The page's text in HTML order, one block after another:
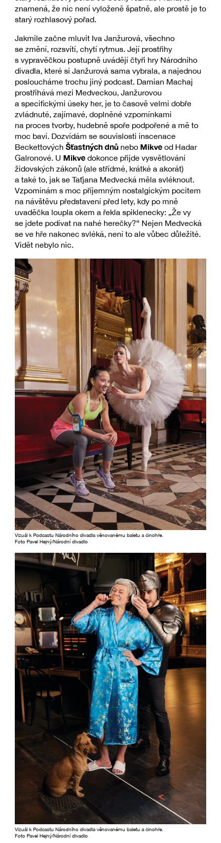
znamená, že nic není vyloženě špatně, ale prostě je to
starý rozhlasový pořad.
Jakmile začne mluvit Iva Janžurová, všechno
se změní, rozsvítí, chytí rytmus. Její prostřihy
s vypravěčkou postupně uvádějí čtyři hry Národního
divadla, které si Janžurová sama vybrala, a najednou
posloucháme trochu jiný podcast. Damian Machaj
prostřihává mezi Medveckou, Janžurovou
a specifickými úseky her, je to časově velmi dobře
zvládnuté, zajímavé, doplněné vzpomínkami
na proces tvorby, hudebně spoře podpořené a mě to
moc baví. Dozvídám se souvislosti inscenace
Beckettových Šťastných dnů nebo Mikve od Hadar
Galronové. U Mikve dokonce přijde vysvětlování
židovských zákonů (ale střídmé, krátké a akorát)
a také to, jak se Taťjana Medvecká měla svléknout.
Vzpomínám s moc příjemným nostalgickým pocitem
na návštěvu představení před lety, kdy po mně
uvaděčka loupla okem a řekla spiklenecky: „Že vy
se jdete podívat na nahé herečky?“ Nejen Medvecká
se ve hře nakonec svléká, není to ale vůbec důležité.
Vidět nebylo nic.
Vizuál k Podcastu Národního divadla věnovanému baletu a činohře.
Foto Pavel Hejný/Národní divadlo
Vizuál k Podcastu Národního divadla věnovanému baletu a činohře.
Foto Pavel Hejný/Národní divadlo